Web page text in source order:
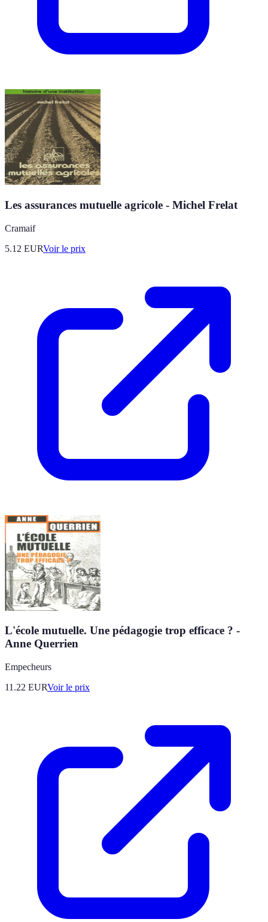
Les assurances mutuelle agricole - Michel Frelat
Cramaif
5.12 EURVoir le prix
L'école mutuelle. Une pédagogie trop efficace ? -
Anne Querrien
Empecheurs
11.22 EURVoir le prix